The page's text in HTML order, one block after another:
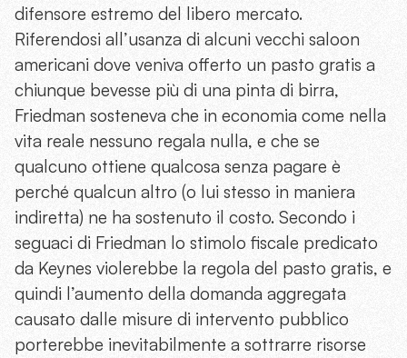
difensore estremo del libero mercato.
Riferendosi all’usanza di alcuni vecchi saloon
americani dove veniva offerto un pasto gratis a
chiunque bevesse più di una pinta di birra,
Friedman sosteneva che in economia come nella
vita reale nessuno regala nulla, e che se
qualcuno ottiene qualcosa senza pagare è
perché qualcun altro (o lui stesso in maniera
indiretta) ne ha sostenuto il costo. Secondo i
seguaci di Friedman lo stimolo fiscale predicato
da Keynes violerebbe la regola del pasto gratis, e
quindi l’aumento della domanda aggregata
causato dalle misure di intervento pubblico
porterebbe inevitabilmente a sottrarre risorse